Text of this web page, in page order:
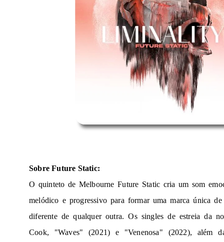
Sobre Future Static:
O quinteto de Melbourne Future Static cria um som
melódico e progressivo para formar uma marca única
diferente de qualquer outra. Os singles de estreia da
Cook, "Waves" (2021) e "Venenosa" (2022), além